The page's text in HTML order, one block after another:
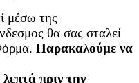
μέσω της
θα σας σταλεί
Παρακαλούμε να
λεπτά πριν την